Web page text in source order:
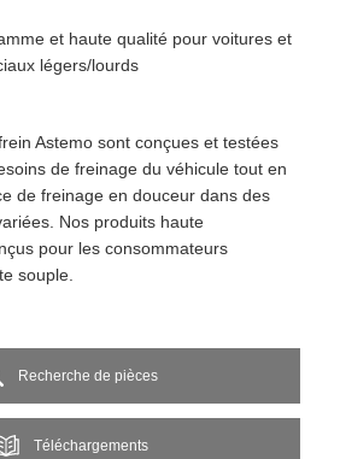
et haute qualité pour voitures et
légers/lourds
Astemo sont conçues et testées
de freinage du véhicule tout en
de freinage en douceur dans des
Nos produits haute
pour les consommateurs
souple.
Recherche de pièces
Téléchargements